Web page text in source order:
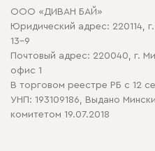
Политика конфиденциальности
Политика в отношении
ООО «ДИВАН БАЙ»
Юридический адрес: 220114,
13-9
Почтовый адрес: 220040, г.
офис 1
В торговом реестре РБ с 12
УНП: 193109186, Выдано
комитетом 19.07.2018